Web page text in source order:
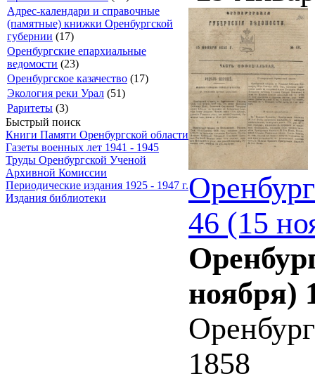
Адрес-календари и справочные
(памятные) книжки Оренбургской
губернии (17)
Оренбургские епархиальные
ведомости (23)
Оренбургское казачество (17)
Экология реки Урал (51)
Раритеты (3)
Быстрый поиск
Книги Памяти Оренбургской области
Газеты военных лет 1941 - 1945
Труды Оренбургской Ученой
Архивной Комиссии
Периодические издания 1925 - 1947 г.
Издания библиотеки
46 (15
ноября)
1858